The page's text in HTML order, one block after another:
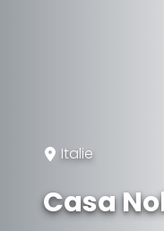
Italie
Casa